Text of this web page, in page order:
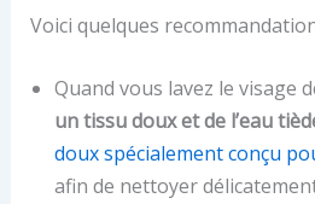
Voici quelques
Quand vous lavez le visage
un tissu doux et de l’eau
doux spécialement conçu
afin de nettoyer